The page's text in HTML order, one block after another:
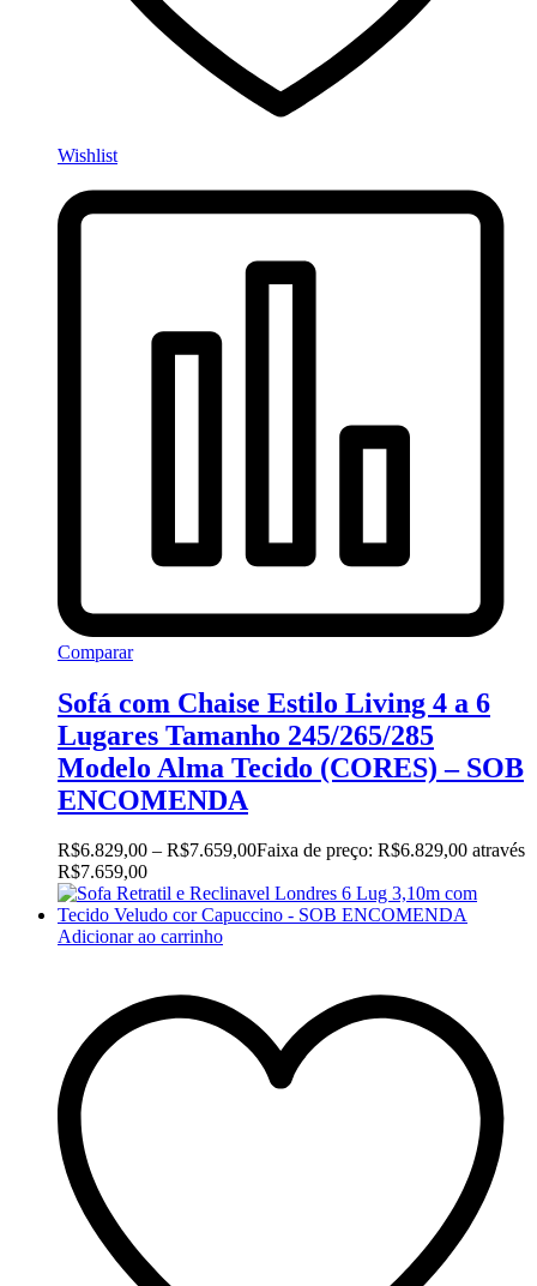
Wishlist
Comparar
Sofá com Chaise Estilo Living 4 a 6
Lugares Tamanho 245/265/285
Modelo Alma Tecido (CORES) – SOB
ENCOMENDA
R$6.829,00 – R$7.659,00Faixa de preço: R$6.829,00 através
R$7.659,00
Adicionar ao carrinho